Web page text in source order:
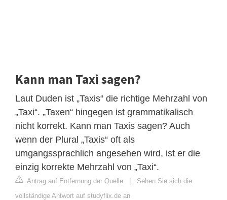
Kann man Taxi sagen?
Laut Duden ist „Taxis“ die richtige Mehrzahl von
„Taxi“. „Taxen“ hingegen ist grammatikalisch
nicht korrekt. Kann man Taxis sagen? Auch
wenn der Plural „Taxis“ oft als
umgangssprachlich angesehen wird, ist er die
einzig korrekte Mehrzahl von „Taxi“.
Antrag auf Entfernung der Quelle | Sehen Sie sich die
vollständige Antwort auf studyflix.de an